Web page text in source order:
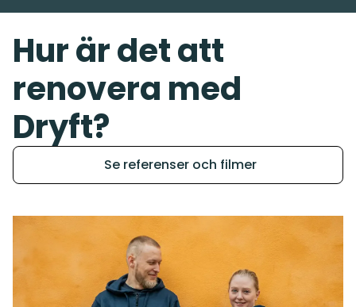
Hur är det att
renovera med
Dryft?
Se referenser och filmer